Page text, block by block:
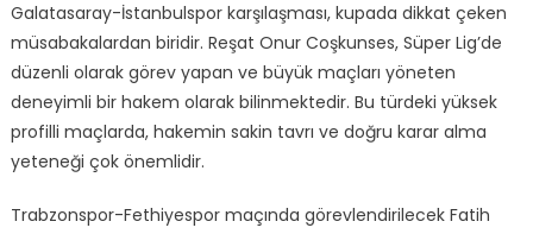
Galatasaray-İstanbulspor karşılaşması, kupada dikkat çeken
müsabakalardan biridir. Reşat Onur Coşkunses, Süper Lig’de
düzenli olarak görev yapan ve büyük maçları yöneten
deneyimli bir hakem olarak bilinmektedir. Bu türdeki yüksek
profilli maçlarda, hakemin sakin tavrı ve doğru karar alma
yeteneği çok önemlidir.
Trabzonspor-Fethiyespor maçında görevlendirilecek Fatih